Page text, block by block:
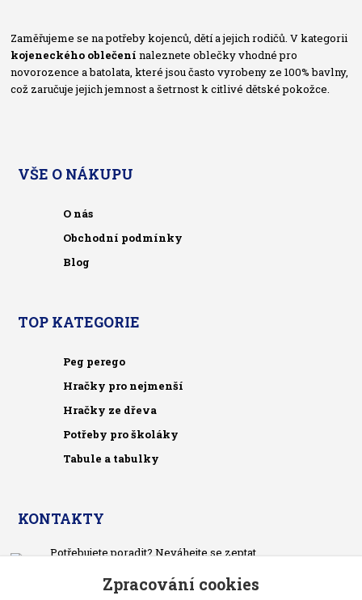
Zaměřujeme se na potřeby kojenců, dětí a jejich rodičů. V kategorii
kojeneckého oblečení naleznete oblečky vhodné pro
novorozence a batolata, které jsou často vyrobeny ze 100% bavlny,
což zaručuje jejich jemnost a šetrnost k citlivé dětské pokožce.
VŠE O NÁKUPU
O nás
Obchodní podmínky
Blog
TOP KATEGORIE
Peg perego
Hračky pro nejmenší
Hračky ze dřeva
Potřeby pro školáky
Tabule a tabulky
KONTAKTY
Potřebujete poradit? Neváhejte se zeptat.
Po-čt, po 13 hodiněZpracování cookies